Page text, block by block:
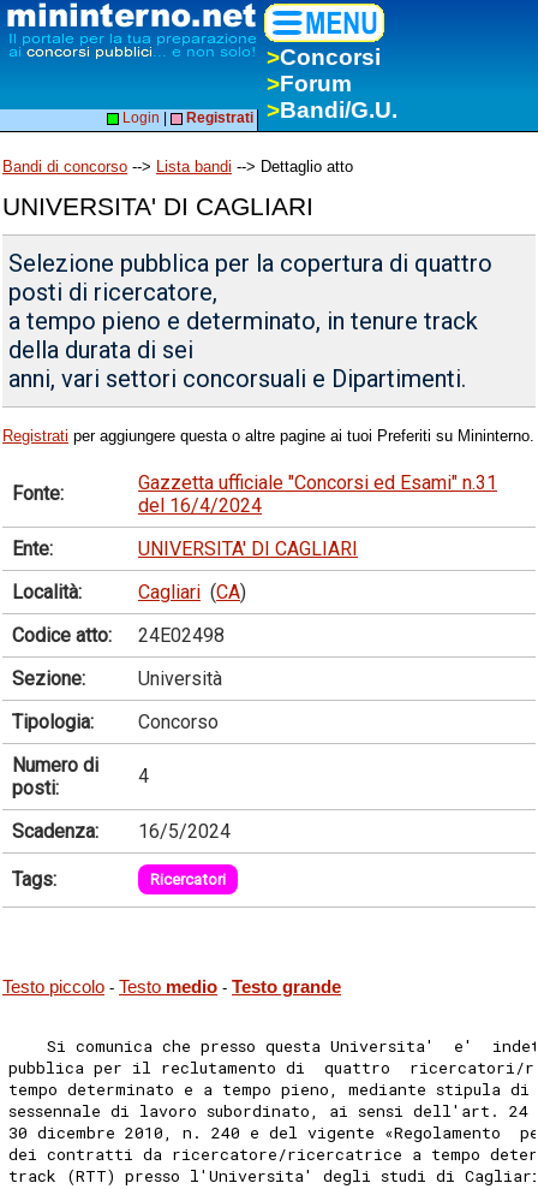
>Concorsi
>Forum
>Bandi/G.U.
Login Registrati
Bandi di concorso --> Lista bandi --> Dettaglio atto
UNIVERSITA' DI CAGLIARI
Selezione pubblica per la copertura di quattro
posti di ricercatore,
a tempo pieno e determinato, in tenure track
della durata di sei
anni, vari settori concorsuali e Dipartimenti.
Registrati per aggiungere questa o altre pagine ai tuoi Preferiti su Mininterno.
Fonte:
Gazzetta ufficiale "Concorsi ed Esami" n.31
del 16/4/2024
Ente:
UNIVERSITA' DI CAGLIARI
Località:
Cagliari (CA)
Codice atto:
24E02498
Sezione:
Università
Tipologia:
Concorso
Numero di
posti:
4
Scadenza: 16/5/2024
Tags: Ricercatori
Testo piccolo - Testo medio - Testo grande
Si comunica che presso questa Universita'  e'
pubblica per il reclutamento di  quattro
tempo determinato e a tempo pieno, mediante stipula
sessennale di lavoro subordinato, ai sensi dell'art.
30 dicembre 2010, n. 240 e del vigente «Regolamento
dei contratti da ricercatore/ricercatrice a tempo
track (RTT) presso l'Universita' degli studi di